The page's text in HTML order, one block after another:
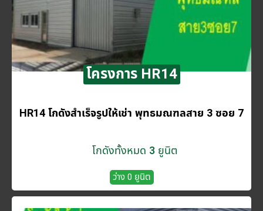
โครงการ HR14
HR14 โกดังสำเร็จรูปให้เช่า พุทธมณฑลสาย 3 ซอย 7
โกดังทั้งหมด 3 ยูนิต
ว่าง 0 ยูนิต